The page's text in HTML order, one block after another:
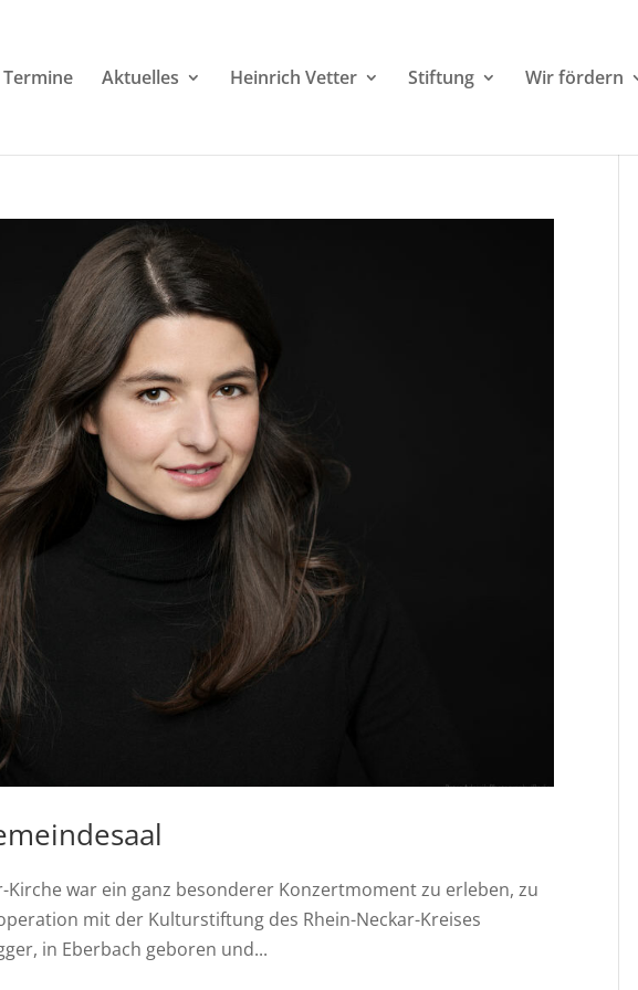
Termine Aktuelles Heinrich Vetter Stiftung Wir fördern
Kirche war ein ganz besonderer Konzertmoment zu erleben, zu
mit der Kulturstiftung des Rhein-Neckar-Kreises
in Eberbach geboren und...